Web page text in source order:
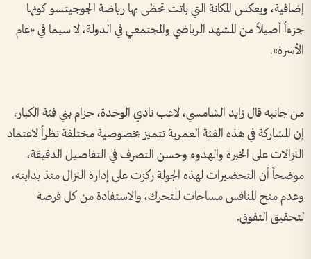
إضافية، ويعكس المكانة التي باتت تحظى بها رياضة الجوجيتسو كونها
جزءاً أصيلاً من المشهد الرياضي والمجتمعي في الدولة، لا سيما في «عام
الأسرة».
من جانبه قال زايد الشامسي، لاعب نادي الوحدة، حزام بني فئة الكبار،
إن المشاركة في هذه الفئة العمرية تتميز بخصوصية مختلفة نظراً لاعتماد
النزالات على الخبرة والهدوء وحسن التصرف في التفاصيل الدقيقة،
موضحاً أن التحضيرات لهذه الجولة ركزت على إدارة النزال منذ بدايته،
وعدم منح المنافس مساحات للتحرك، والاستفادة من كل فرصة
لتحقيق التفوق.